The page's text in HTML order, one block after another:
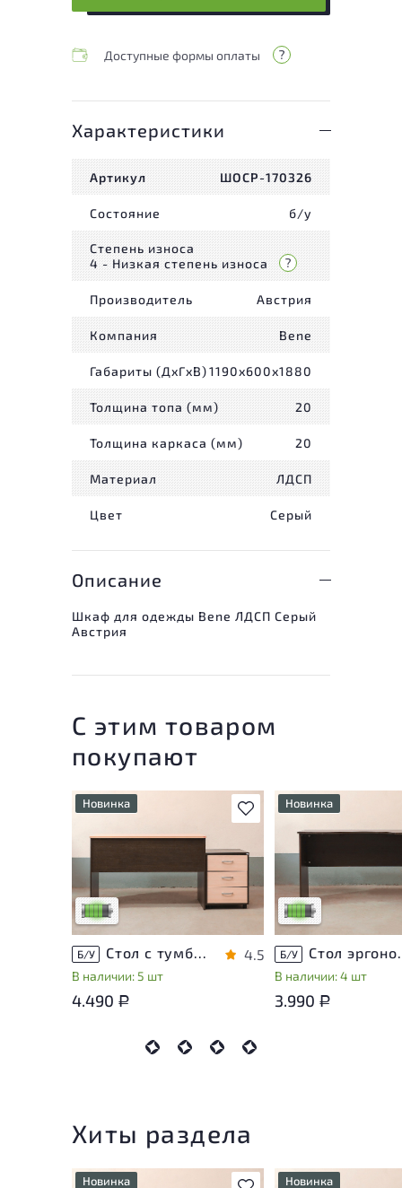
Доступные формы оплаты
Характеристики
Артикул ШОСР-170326
Состояние б/у
Степень износа
4 - Низкая степень износа
Производитель Австрия
Компания Bene
Габариты (ДxГxВ)1190x600x1880
Толщина топа (мм) 20
Толщина каркаса (мм) 20
Материал ЛДСП
Цвет Серый
Описание
Шкаф для одежды Bene ЛДСП Серый
Австрия
С этим товаром
покупают
В избранное
Новинка
незначительные следы
эксплуатации, не влияющие
использования
Низкая степень износа
Б/У
В наличии: 5 шт
4.5
4.490 Р
Новинка
У товара
незначительные
эксплуатации, не
на удобство его
использования
Низкая степень
Б/У
В наличии: 4 шт
3.990 Р
Хиты раздела
Новинка Новинка